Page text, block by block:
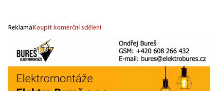
ReklamaKoupit komerční sdělení